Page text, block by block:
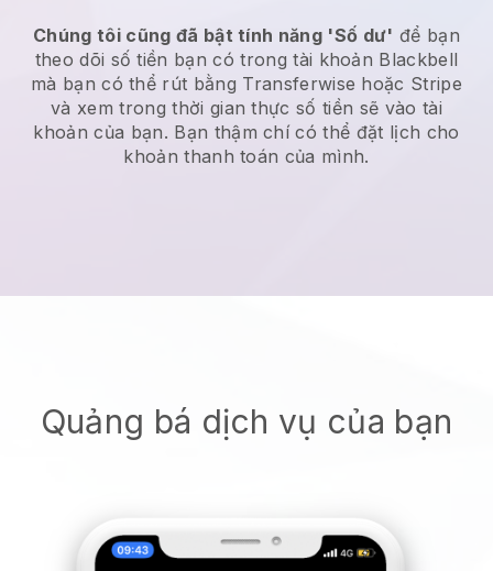
Chúng tôi cũng đã bật tính năng 'Số dư' để bạn
theo dõi số tiền bạn có trong tài khoản Blackbell
mà bạn có thể rút bằng Transferwise hoặc Stripe
và xem trong thời gian thực số tiền sẽ vào tài
khoản của bạn. Bạn thậm chí có thể đặt lịch cho
khoản thanh toán của mình.
Quảng bá dịch vụ của bạn